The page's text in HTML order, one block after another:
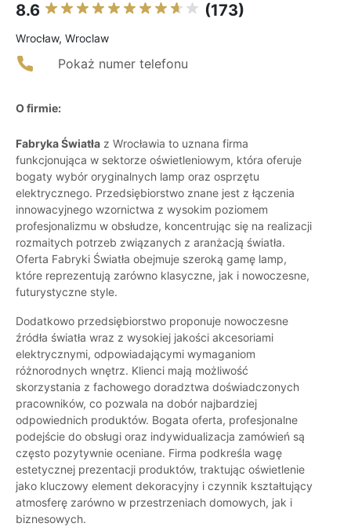
8.6 (173)
Wrocław, Wroclaw
Pokaż numer telefonu
O firmie:
Fabryka Światła z Wrocławia to uznana firma
funkcjonująca w sektorze oświetleniowym, która oferuje
bogaty wybór oryginalnych lamp oraz osprzętu
elektrycznego. Przedsiębiorstwo znane jest z łączenia
innowacyjnego wzornictwa z wysokim poziomem
profesjonalizmu w obsłudze, koncentrując się na realizacji
rozmaitych potrzeb związanych z aranżacją światła.
Oferta Fabryki Światła obejmuje szeroką gamę lamp,
które reprezentują zarówno klasyczne, jak i nowoczesne,
futurystyczne style.
Dodatkowo przedsiębiorstwo proponuje nowoczesne
źródła światła wraz z wysokiej jakości akcesoriami
elektrycznymi, odpowiadającymi wymaganiom
różnorodnych wnętrz. Klienci mają możliwość
skorzystania z fachowego doradztwa doświadczonych
pracowników, co pozwala na dobór najbardziej
odpowiednich produktów. Bogata oferta, profesjonalne
podejście do obsługi oraz indywidualizacja zamówień są
często pozytywnie oceniane. Firma podkreśla wagę
estetycznej prezentacji produktów, traktując oświetlenie
jako kluczowy element dekoracyjny i czynnik kształtujący
atmosferę zarówno w przestrzeniach domowych, jak i
biznesowych.